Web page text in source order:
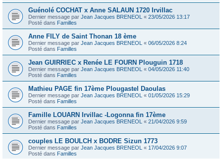
Guénolé COCHAT x Anne SALAUN 1720 Irvillac
Dernier message par Jean Jacques BRENEOL « 23/05/2026 13:17
Posté dans Familles
Anne FILY de Saint Thonan 18 ème
Dernier message par Jean Jacques BRENEOL « 06/05/2026 8:24
Posté dans Familles
Jean GUIRRIEC x Renée LE FOURN Plouguin 1718
Dernier message par Jean Jacques BRENEOL « 04/05/2026 11:40
Posté dans Familles
Mathieu PAGE fin 17ème Plougastel Daoulas
Dernier message par Jean Jacques BRENEOL « 01/05/2026 15:29
Posté dans Familles
Famille LOUARN Irvillac -Logonna fin 17ème
Dernier message par Jean Jacques BRENEOL « 21/04/2026 9:59
Posté dans Familles
couples LE BOULCH x BODRE Sizun 1773
Dernier message par Jean Jacques BRENEOL « 17/04/2026 9:07
Posté dans Familles